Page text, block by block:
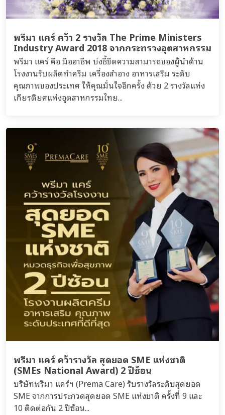
พรีมา แคร์ คว้า 2 รางวัล The Prime Ministers
Industry Award 2018 จากกระทรวงอุตสาหกรรม
พรีมา แคร์ คือ มืออาชีพ บ่งชี้ขีดความสามารถของผู้นำด้าน
โรงงานรับผลิตทำครีม เครื่องสำอาง อาหารเสริม ระดับ
คุณภาพของประเทศ ให้คุณมั่นใจอีกครั้ง ด้วย 2 รางวัลแห่ง
เกียรติยศแห่งอุตสาหกรรมไทย...
พรีมา แคร์ คว้ารางวัล สุดยอด SME แห่งชาติ
(SMEs National Award) 2 ปีซ้อน
บริษัทพรีมา แคร์ฯ (Prema Care) รับรางวัลระดับสุดยอด
SME จากการประกวดสุดยอด SME แห่งชาติ ครั้งที่ 9 และ
10 ติดต่อกัน 2 ปีซ้อน...